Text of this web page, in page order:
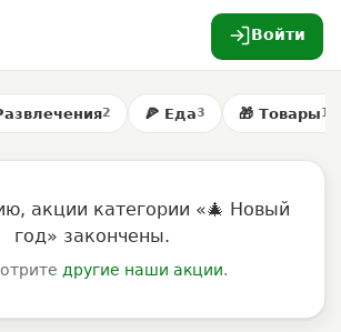
Войти
2 🍕 Еда3 🎁 Товары1
акции категории «🎄 Новый
год» закончены.
другие наши акции.